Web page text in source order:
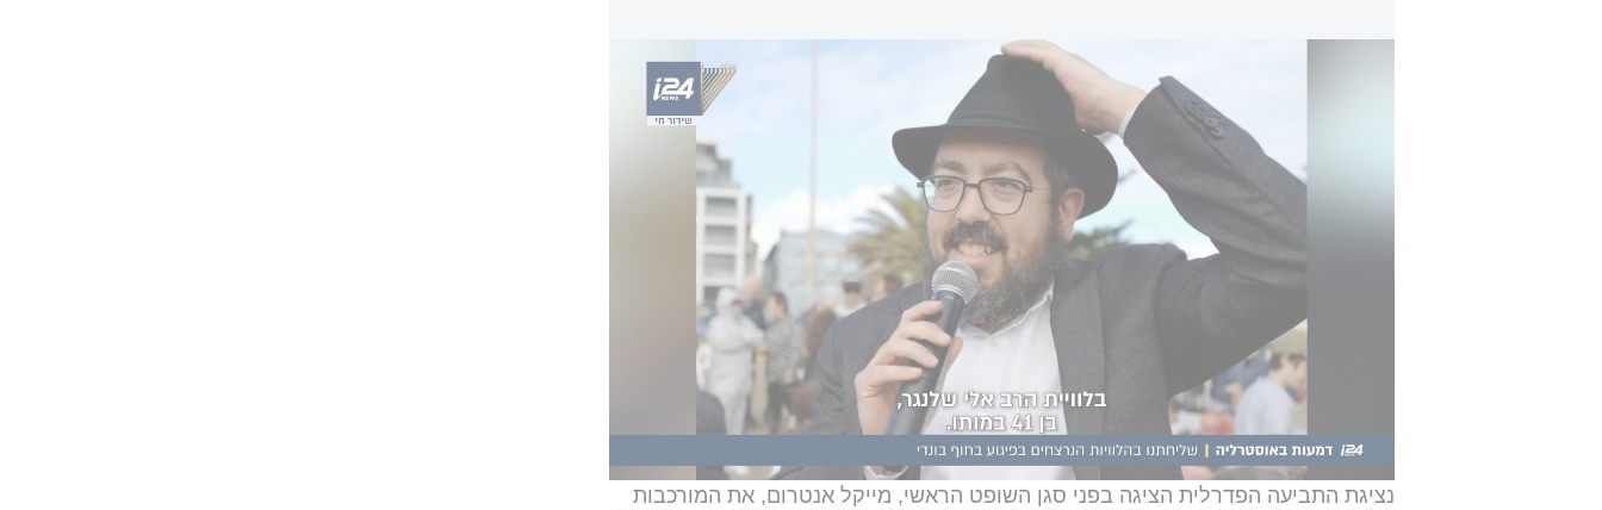
דמעות באוסטרליה: הלוויות הנרצחים בפיגוע בחוף בונדיי
על פי רישומי בית המשפט, 19 האישומים החדשים מפרטים את רגעי הלחימה הקשים
בזירה וכוללים: 10 סעיפים של "ירי בכוונה לרצוח", שלושה סעיפים של גרימת חבלה
חמורה בכוונה לרצוח, ושישה סעיפים של ירי בכלי נשק מתוך כוונה להתנגד למעצר.
במקביל, בית המשפט הוציא צו איסור פרסום זמני על פרטיהם של חלק מהקורבנות
המוזכרים באישומי החדשים, וזאת במטרה להגן על פרטיותם.
תיק הראיות המפלצתי
במהלך הדיון נחשף לראשונה כי על פי החשד ונתוני המשטרה, הפיגוע שביצעו אכרם ואביו
היה בהשראה ישירה מארגון הטרור דאעש.
נציגת התביעה הפדרלית הציגה בפני סגן השופט הראשי, מייקל אנטרום, את המורכבות